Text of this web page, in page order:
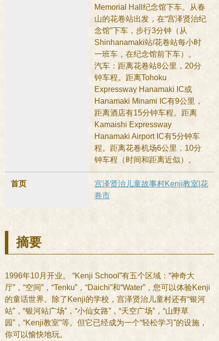
Memorial Hall纪念馆下车。从春
山的花卷站出发，在“宫泽贤治纪
念馆”下车，步行3分钟（从
Shinhanamaki站/花卷站每小时
一班车，在纪念馆前下车）。
汽车：距离花卷站8公里，20分
钟车程。距离Tohoku
Expressway Hanamaki IC或
Hanamaki Minami IC有9公里，
距离酒店有15分钟车程。距离
Kamaishi Expressway
Hanamaki Airport IC有5分钟车
程。距离花卷机场6公里，10分
钟车程（时间和距离近似）。
首页
宫泽贤治儿童故事村Kenji教室|花
卷市
摘要
1996年10月开业。 “Kenji School”有五个区域：“神奇大
厅”，“空间”，“Tenku”，“Daichi”和“Water”，您可以体验Kenji
的童话世界。除了Kenji的学校，宫泽贤治儿童村还有“银河
站”，“银河站广场”，“小仙女路”，“天空广场”，“山野草
园”，“Kenji教室”等。但它已经成为一个“轻松学习”的设施，
你可以愉快地玩。